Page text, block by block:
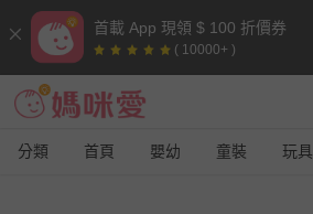
首載 App 現領 $ 100 折價券
( 10000+ )
分類 首頁 嬰幼 童裝 玩具